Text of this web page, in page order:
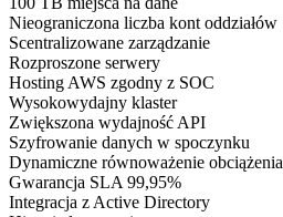
Nieograniczona liczba kont oddziałów
Scentralizowane zarządzanie
Rozproszone serwery
Hosting AWS zgodny z SOC
Wysokowydajny klaster
Zwiększona wydajność API
Szyfrowanie danych w spoczynku
Dynamiczne równoważenie obciążenia
Gwarancja SLA 99,95%
Integracja z Active Directory